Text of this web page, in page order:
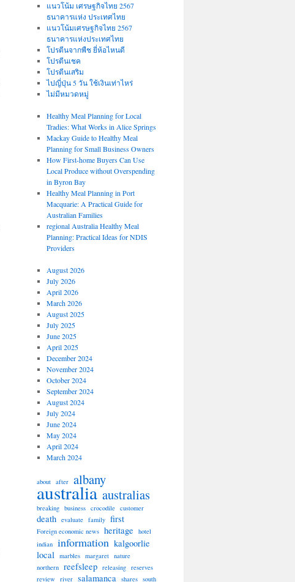
แนวโน้ม เศรษฐกิจไทย 2567
ธนาคารแห่ง ประเทศไทย
แนวโน้มเศรษฐกิจไทย 2567
ธนาคารแห่งประเทศไทย
โปรตีนจากพืช ยี่ห้อไหนดี
โปรตีนเชค
โปรตีนเสริม
ไปญี่ปุ่น 5 วัน ใช้เงินเท่าไหร่
ไม่มีหมวดหมู่
Healthy Meal Planning for Local
Tradies: What Works in Alice Springs
Mackay Guide to Healthy Meal
Planning for Small Business Owners
How First-home Buyers Can Use
Local Produce without Overspending
in Byron Bay
Healthy Meal Planning in Port
Macquarie: A Practical Guide for
Australian Families
regional Australia Healthy Meal
Planning: Practical Ideas for NDIS
Providers
August 2026
July 2026
April 2026
March 2026
August 2025
July 2025
June 2025
April 2025
December 2024
November 2024
October 2024
September 2024
August 2024
July 2024
June 2024
May 2024
April 2024
March 2024
about after albany
australia australias
breaking business crocodile customer
death evaluate family first
Foreign economic news heritage
hotel
indian information kalgoorlie
local marbles margaret nature
northern reefsleep releasing reserves
review river salamanca shares south